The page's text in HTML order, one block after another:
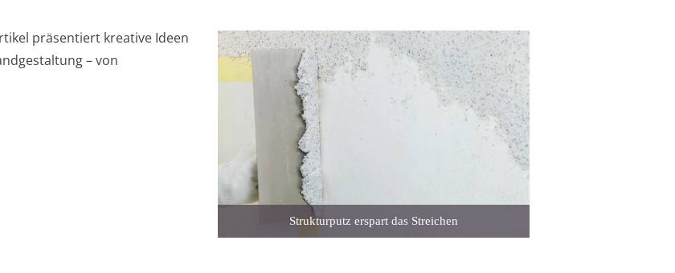
präsentiert kreative Ideen
– von
Strukturputz erspart das Streichen